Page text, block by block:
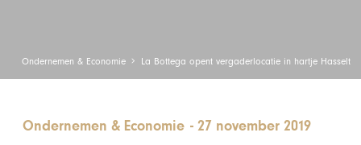
Ondernemen & Economie La Bottega opent vergaderlocatie in hartje Hasselt
Ondernemen & Economie -27 november 2019